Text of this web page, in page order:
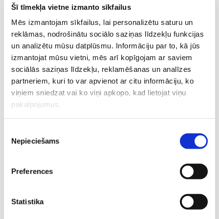
Šī tīmekļa vietne izmanto sīkfailus
Mēs izmantojam sīkfailus, lai personalizētu saturu un
reklāmas, nodrošinātu sociālo saziņas līdzekļu funkcijas
un analizētu mūsu datplūsmu. Informāciju par to, kā jūs
izmantojat mūsu vietni, mēs arī kopīgojam ar saviem
sociālās saziņas līdzekļu, reklamēšanas un analīzes
partneriem, kuri to var apvienot ar citu informāciju, ko
viņiem sniedzat vai ko viņi apkopo, kad lietojat viņu
pakalpojumus.
izvēle
Nepieciešams
Preferences
Statistika
Ārsti novēro: sievietes kontracepcijas jautājumos meklē